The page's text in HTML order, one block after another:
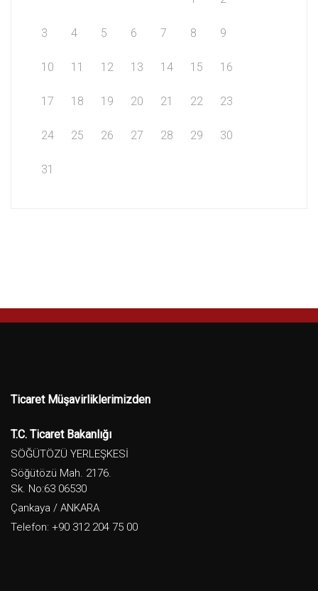
3 4 5 6 7 8 9
10 11 12 13 14 15 16
17 18 19 20 21 22 23
24 25 26 27 28 29 30
31
Ticaret Müşavirliklerimizden
T.C. Ticaret Bakanlığı
SÖĞÜTÖZÜ YERLEŞKESİ
Söğütözü Mah. 2176.
Sk. No:63 06530
Çankaya / ANKARA
Telefon: +90 312 204 75 00